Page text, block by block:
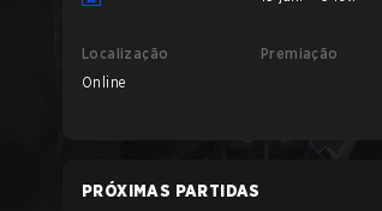
Localização
Online
Premiação
PRÓXIMAS PARTIDAS